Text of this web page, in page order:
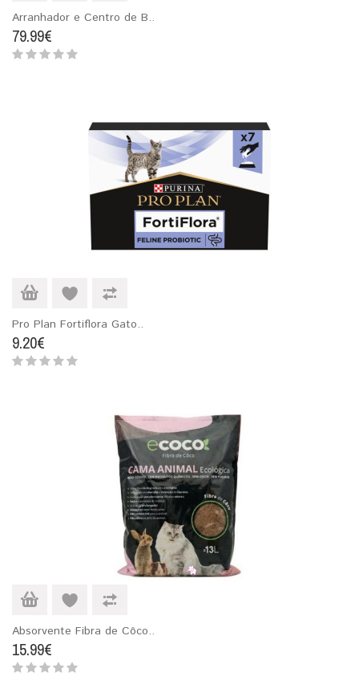
Arranhador e Centro de B..
79.99€
Pro Plan Fortiflora Gato..
9.20€
Absorvente Fibra de Côco..
15.99€